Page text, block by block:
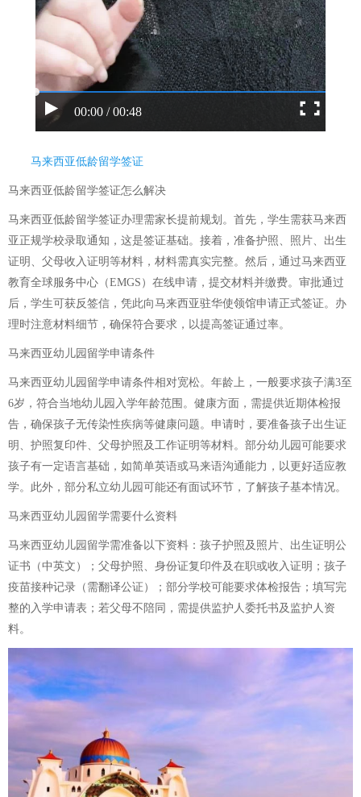
00:00 / 00:48
马来西亚低龄留学签证
马来西亚低龄留学签证怎么解决
马来西亚低龄留学签证办理需家长提前规划。首先，学生需获马来西
亚正规学校录取通知，这是签证基础。接着，准备护照、照片、出生
证明、父母收入证明等材料，材料需真实完整。然后，通过马来西亚
教育全球服务中心（EMGS）在线申请，提交材料并缴费。审批通过
后，学生可获反签信，凭此向马来西亚驻华使领馆申请正式签证。办
理时注意材料细节，确保符合要求，以提高签证通过率。
马来西亚幼儿园留学申请条件
马来西亚幼儿园留学申请条件相对宽松。年龄上，一般要求孩子满3至
6岁，符合当地幼儿园入学年龄范围。健康方面，需提供近期体检报
告，确保孩子无传染性疾病等健康问题。申请时，要准备孩子出生证
明、护照复印件、父母护照及工作证明等材料。部分幼儿园可能要求
孩子有一定语言基础，如简单英语或马来语沟通能力，以更好适应教
学。此外，部分私立幼儿园可能还有面试环节，了解孩子基本情况。
马来西亚幼儿园留学需要什么资料
马来西亚幼儿园留学需准备以下资料：孩子护照及照片、出生证明公
证书（中英文）；父母护照、身份证复印件及在职或收入证明；孩子
疫苗接种记录（需翻译公证）；部分学校可能要求体检报告；填写完
整的入学申请表；若父母不陪同，需提供监护人委托书及监护人资
料。